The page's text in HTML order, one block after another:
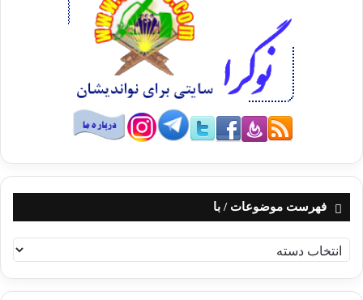
فهرست موضوعات / با
ه
ر